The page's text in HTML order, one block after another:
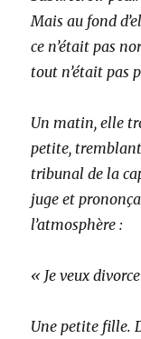
Mais au fond
ce n’était pas
tout n’était pas
Un matin, elle
petite,
tribunal de la
juge et
l’atmosphère :
« Je veux
Une petite fille.